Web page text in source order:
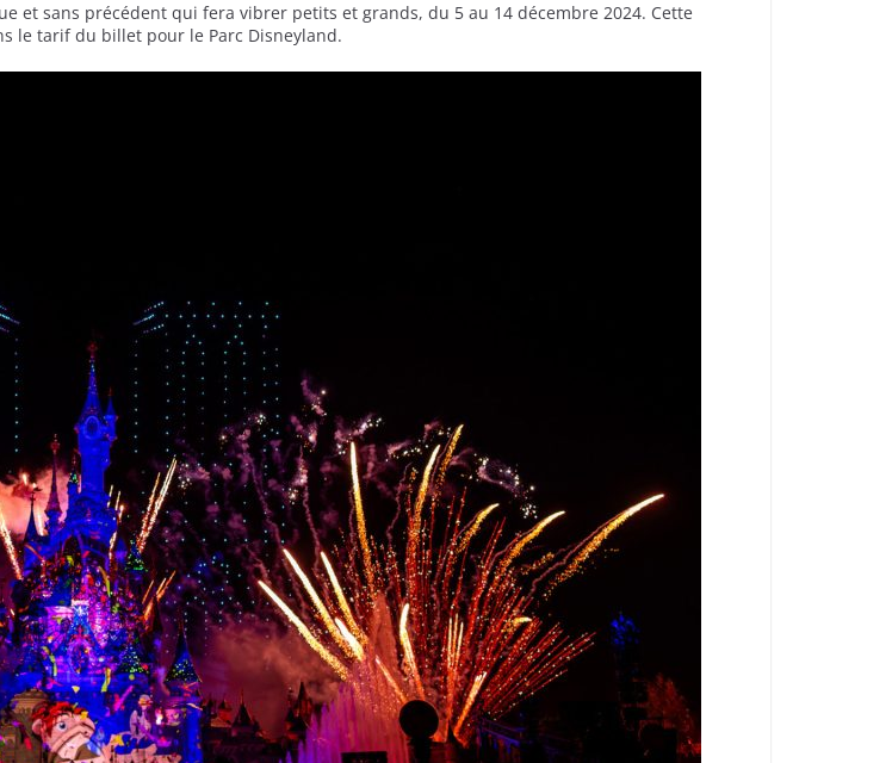
et sans précédent qui fera vibrer petits et grands, du 5 au 14 décembre 2024. Cette
le tarif du billet pour le Parc Disneyland.